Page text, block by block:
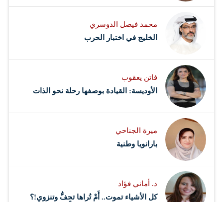
محمد فيصل الدوسري ​
‏الخليج في اختبار الحرب
فاتن يعقوب
الأوديسة: القيادة بوصفها رحلة نحو الذات
ميرة الجناحي
بارانويا وطنية
د. أماني فؤاد
كل الأشياء تموت.. أَمْ تُراها تجِفُّ وتنزوي!؟